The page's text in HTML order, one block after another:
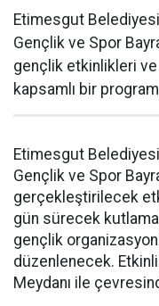
Etimesgut
Gençlik ve Spor
gençlik etkinlikleri
kapsamlı bir program
Etimesgut
Gençlik ve Spor
gerçekleştirilecek
gün sürecek
gençlik
düzenlenecek.
Meydanı ile